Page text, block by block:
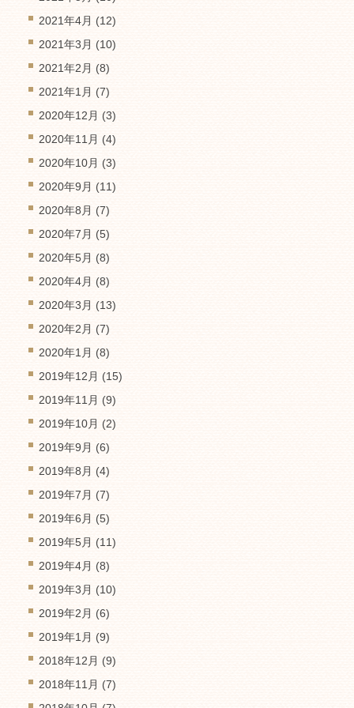
2021年4月 (12)
2021年3月 (10)
2021年2月 (8)
2021年1月 (7)
2020年12月 (3)
2020年11月 (4)
2020年10月 (3)
2020年9月 (11)
2020年8月 (7)
2020年7月 (5)
2020年5月 (8)
2020年4月 (8)
2020年3月 (13)
2020年2月 (7)
2020年1月 (8)
2019年12月 (15)
2019年11月 (9)
2019年10月 (2)
2019年9月 (6)
2019年8月 (4)
2019年7月 (7)
2019年6月 (5)
2019年5月 (11)
2019年4月 (8)
2019年3月 (10)
2019年2月 (6)
2019年1月 (9)
2018年12月 (9)
2018年11月 (7)